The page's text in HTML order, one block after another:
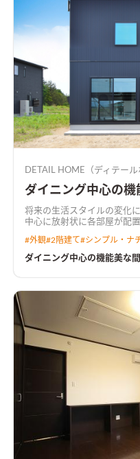
DETAIL HOME（ディテール
ダイニング中心の
将来の生活スタイルの変化に対
中心に放射状に各部屋が配置
て暮らしが想像できる間取
#外観#2階建て #シンプル・ナ
ダイニング中心の機能美な